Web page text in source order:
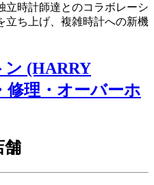
立時計師達とのコラボレーシ
立ち上げ、複雑時計への新機
(HARRY
修理・オーバーホ
舗